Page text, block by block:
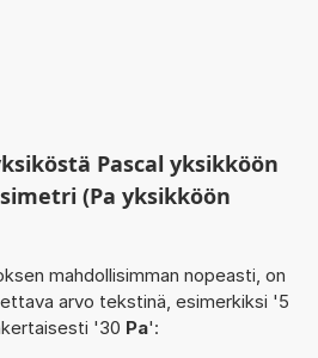
Pascal yksikköön
(Pa yksikköön
mahdollisimman nopeasti, on
arvo tekstinä, esimerkiksi '5
'30 Pa':